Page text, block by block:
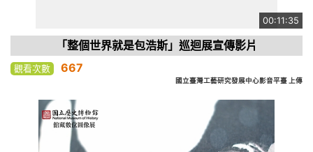
00:11:35
「整個世界就是包浩斯」巡迴展宣傳影片
觀看次數 667
國立臺灣工藝研究發展中心影音平臺 上傳